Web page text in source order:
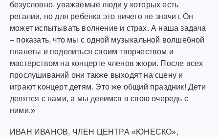
безусловно, уважаемые люди у которых есть
регалии, но для ребенка это ничего не значит. Он
может испытывать волнение и страх. А наша задача
– показать, что мы с одной музыкальной волшебной
планеты и поделиться своим творчеством и
мастерством на концерте членов жюри. После всех
прослушиваний они также выходят на сцену и
играют концерт детям. Это же общий праздник! Дети
делятся с нами, а мы делимся в свою очередь с
ними.»
ИВАН ИВАНОВ, ЧЛЕН ЦЕНТРА «ЮНЕСКО»,